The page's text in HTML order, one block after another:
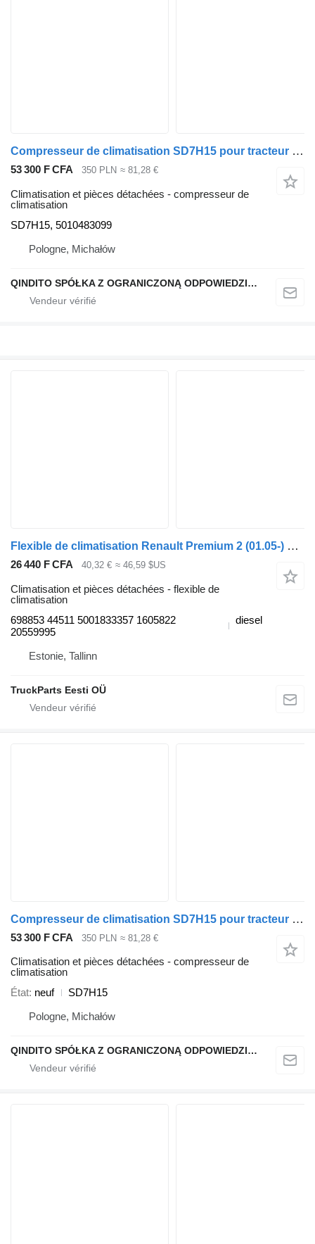
Compresseur de climatisation SD7H15 pour tracteur routier Renault PREMIUM
53 300 F CFA 350 PLN ≈ 81,28 €
Climatisation et pièces détachées - compresseur de
climatisation
SD7H15, 5010483099
Pologne, Michałów
QINDITO SPÓŁKA Z OGRANICZONĄ ODPOWIEDZIALNOŚCIĄ
Flexible de climatisation Renault Premium 2 (01.05-) 698853 44511 pour tracteur routier Renault Premium, Premium 2 (1996-2014)
26 440 F CFA 40,32 € ≈ 46,59 $US
Climatisation et pièces détachées - flexible de
climatisation
698853 44511 5001833357 1605822
20559995
diesel
Estonie, Tallinn
TruckParts Eesti OÜ
Compresseur de climatisation SD7H15 pour tracteur routier Renault KERAX MIDLUM PREMIUM
53 300 F CFA 350 PLN ≈ 81,28 €
Climatisation et pièces détachées - compresseur de
climatisation
État neuf
SD7H15
Pologne, Michałów
QINDITO SPÓŁKA Z OGRANICZONĄ ODPOWIEDZIALNOŚCIĄ